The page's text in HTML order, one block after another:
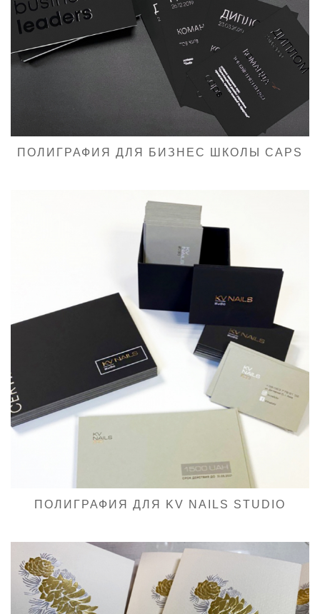
ПОЛИГРАФИЯ ДЛЯ БИЗНЕС ШКОЛЫ CAPS
ПОЛИГРАФИЯ ДЛЯ KV NAILS STUDIO